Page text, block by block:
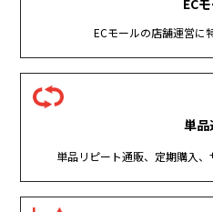
ECモールの店舗運営に
単品
単品リピート通販、定期購入